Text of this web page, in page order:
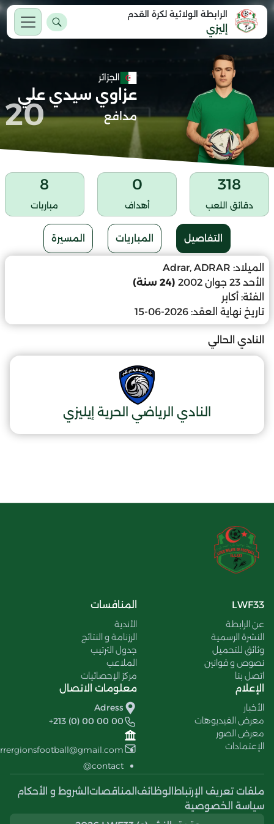
الرابطة الولائية لكرة القدم
إليزي
الجزائر
عزاوي سيدي علي
مدافع 20
318
دقائق اللعب
0
أهداف
8
مباريات
التفاصيل المباريات المسيرة
الميلاد: Adrar, ADRAR
الأحد 23 جوان 2002
(24 سنة)
الفئة: أكابر
تاريخ نهاية العقد: 2026-06-15
النادي الحالي
النادي الرياضي الحرية إيليزي
LWF33
عن الرابطة
النشرة الرسمية
وثائق للتحميل
نصوص و قوانين
اتصل بنا
المنافسات
الأندية
الرزنامة و النتائج
جدول الترتيب
الملاعب
مركز الإحصائيات
الإعلام
الأخبار
معرض الفيديوهات
معرض الصور
الإعتمادات
معلومات الاتصال
Adress
+213 (0) 00 00 00
contact@
ملفات تعريف الإرتباط الوظائف المناقصات الشروط و الأحكام
سياسة الخصوصية